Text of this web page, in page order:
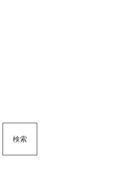
検索